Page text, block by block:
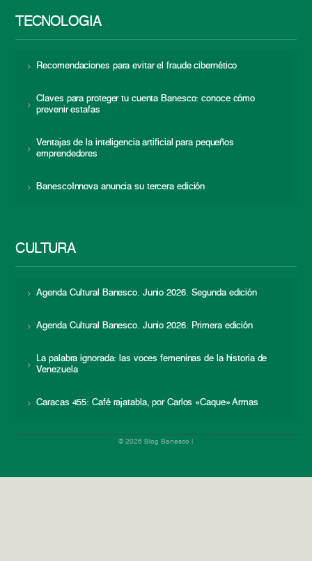
TECNOLOGÍA
Recomendaciones para evitar el fraude cibernético
Claves para proteger tu cuenta Banesco: conoce cómo
prevenir estafas
Ventajas de la inteligencia artificial para pequeños
emprendedores
BanescoInnova anuncia su tercera edición
CULTURA
Agenda Cultural Banesco. Junio 2026. Segunda edición
Agenda Cultural Banesco. Junio 2026. Primera edición
La palabra ignorada: las voces femeninas de la historia de
Venezuela
Caracas 455: Café rajatabla, por Carlos «Caque» Armas
© 2026 Blog Banesco |